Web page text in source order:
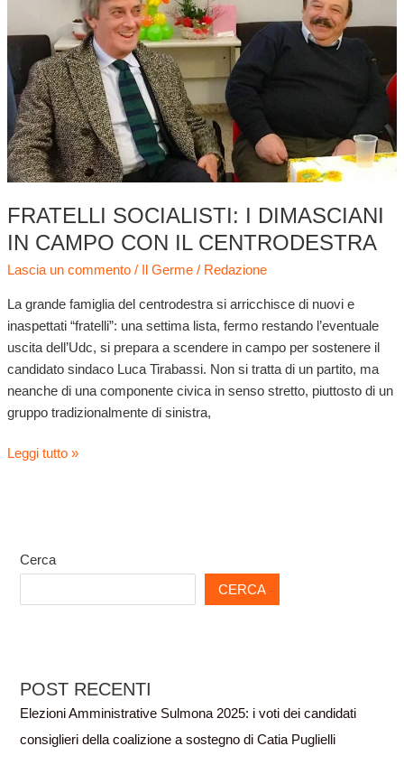
FRATELLI SOCIALISTI: I DIMASCIANI
IN CAMPO CON IL CENTRODESTRA
Lascia un commento / Il Germe/ Redazione
La grande famiglia del centrodestra si arricchisce di nuovi e
inaspettati “fratelli”: una settima lista, fermo restando l’eventuale
uscita dell’Udc, si prepara a scendere in campo per sostenere il
candidato sindaco Luca Tirabassi. Non si tratta di un partito, ma
neanche di una componente civica in senso stretto, piuttosto di un
gruppo tradizionalmente di sinistra,
in
campo
con
centrodestra
Leggi tutto »
Cerca
CERCA
POST RECENTI
Elezioni Amministrative Sulmona 2025: i voti dei candidati
consiglieri della coalizione a sostegno di Catia Puglielli